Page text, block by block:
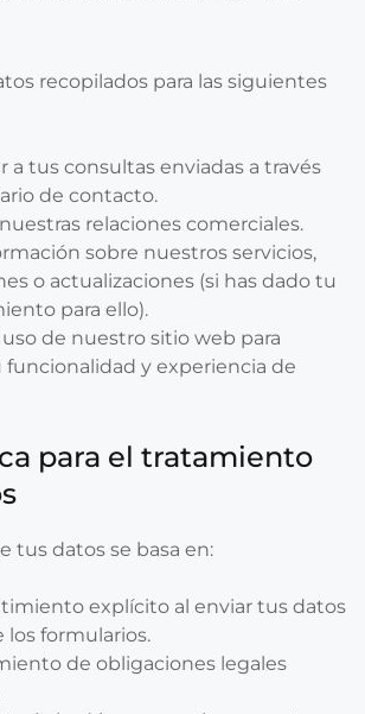
recopilados para las siguientes
a tus consultas enviadas a través
de contacto.
relaciones comerciales.
sobre nuestros servicios,
o actualizaciones (si has dado tu
para ello).
uso de nuestro sitio web para
funcionalidad y experiencia de
para el tratamiento
tus datos se basa en:
explícito al enviar tus datos
los formularios.
de obligaciones legales